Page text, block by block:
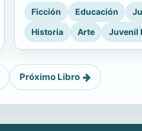
Ficción Educación
Historia
Arte Juvenil
Próximo Libro